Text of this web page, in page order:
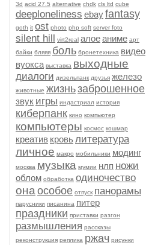
3d acid 27.5 alternative chdk cls ltd cube
deeploneliness ebayfantasy
goth it ost photo php soft server foto
silent hill virt2real алоеаниме арт
байки бляяя боль бронетехника видео
вуокса выставка выходные
диалоги дизельпанк друзья железо
животные жизньзаброшенное
звук игры индастриал история
киберпанк кино компьютер
компьютеры космос кошмар
креатив кровьлитература
личное макро мобильники модинг
москва музыка мумии нлп ножи
облом обработка одиночество
она особое отпуск панорамы
парусники писанина питер
праздники приставки разгон
размышления рассказы
реконструкция реплика ржач рисунки